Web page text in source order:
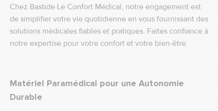
Chez Bastide Le Confort Médical, notre engagement est
de simplifier votre vie quotidienne en vous fournissant des
solutions médicales fiables et pratiques. Faites confiance à
notre expertise pour votre confort et votre bien-être.
Matériel Paramédical pour une Autonomie
Durable